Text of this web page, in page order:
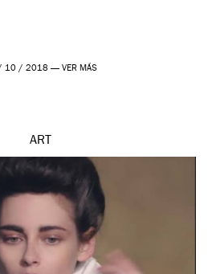
10 / 2018 — VER MÁS
ART